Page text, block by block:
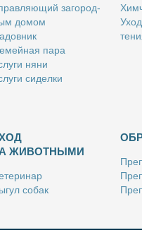
за­го­род­
до­мом
па­ра
ня­ни
си­дел­ки
ЖИВОТНЫМИ
со­бак
жи­вот­ных